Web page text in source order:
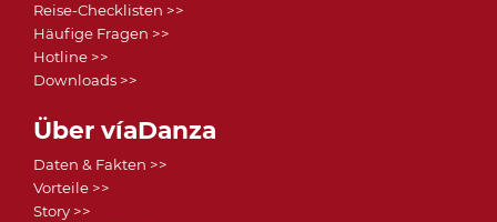
Reise-Checklisten >>
Häufige Fragen >>
Hotline >>
Downloads >>
Über víaDanza
Daten & Fakten >>
Vorteile >>
Story >>